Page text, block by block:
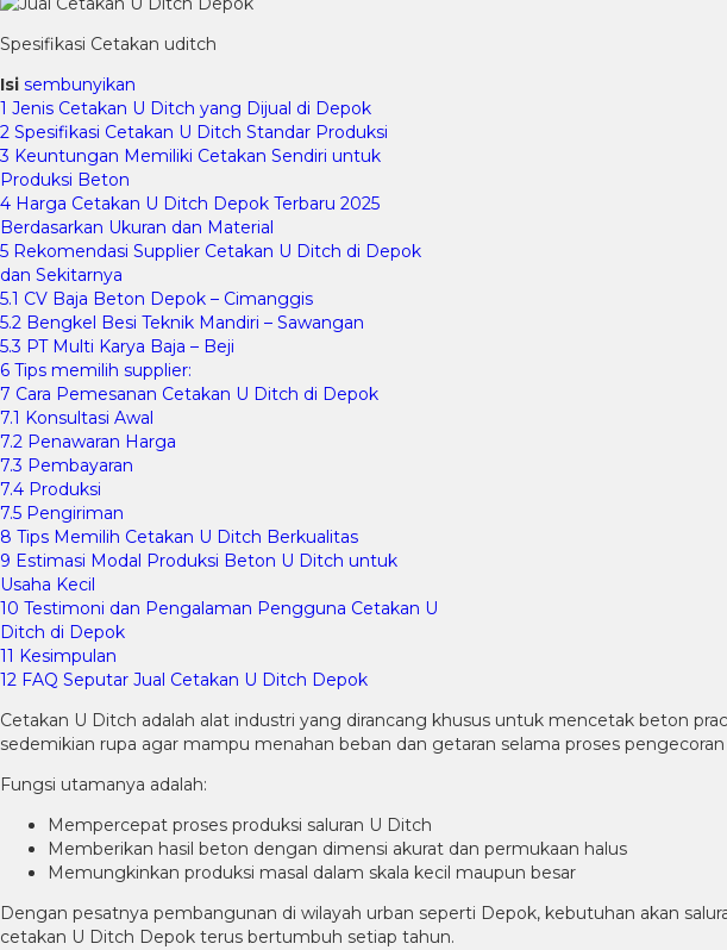
Spesifikasi Cetakan uditch
Isi sembunyikan
1 Jenis Cetakan U Ditch yang Dijual di Depok
2 Spesifikasi Cetakan U Ditch Standar Produksi
3 Keuntungan Memiliki Cetakan Sendiri untuk
Produksi Beton
4 Harga Cetakan U Ditch Depok Terbaru 2025
Berdasarkan Ukuran dan Material
5 Rekomendasi Supplier Cetakan U Ditch di Depok
dan Sekitarnya
5.1 CV Baja Beton Depok – Cimanggis
5.2 Bengkel Besi Teknik Mandiri – Sawangan
5.3 PT Multi Karya Baja – Beji
6 Tips memilih supplier:
7 Cara Pemesanan Cetakan U Ditch di Depok
7.1 Konsultasi Awal
7.2 Penawaran Harga
7.3 Pembayaran
7.4 Produksi
7.5 Pengiriman
8 Tips Memilih Cetakan U Ditch Berkualitas
9 Estimasi Modal Produksi Beton U Ditch untuk
Usaha Kecil
10 Testimoni dan Pengalaman Pengguna Cetakan U
Ditch di Depok
11 Kesimpulan
12 FAQ Seputar Jual Cetakan U Ditch Depok
Cetakan U Ditch adalah alat industri yang dirancang khusus untuk mencetak beton
sedemikian rupa agar mampu menahan beban dan getaran selama proses
Fungsi utamanya adalah:
Mempercepat proses produksi saluran U Ditch
Memberikan hasil beton dengan dimensi akurat dan permukaan halus
Memungkinkan produksi masal dalam skala kecil maupun besar
Dengan pesatnya pembangunan di wilayah urban seperti Depok, kebutuhan akan
cetakan U Ditch Depok terus bertumbuh setiap tahun.